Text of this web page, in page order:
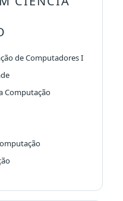
de Computadores I
Computação